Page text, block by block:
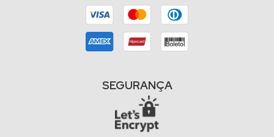
SEGURANÇA